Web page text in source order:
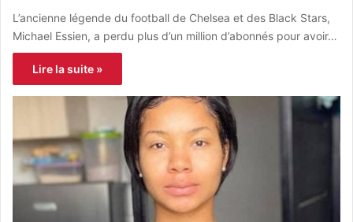
L’ancienne légende du football de Chelsea et des Black Stars,
Michael Essien, a perdu plus d’un million d’abonnés pour avoir…
Lire la suite »